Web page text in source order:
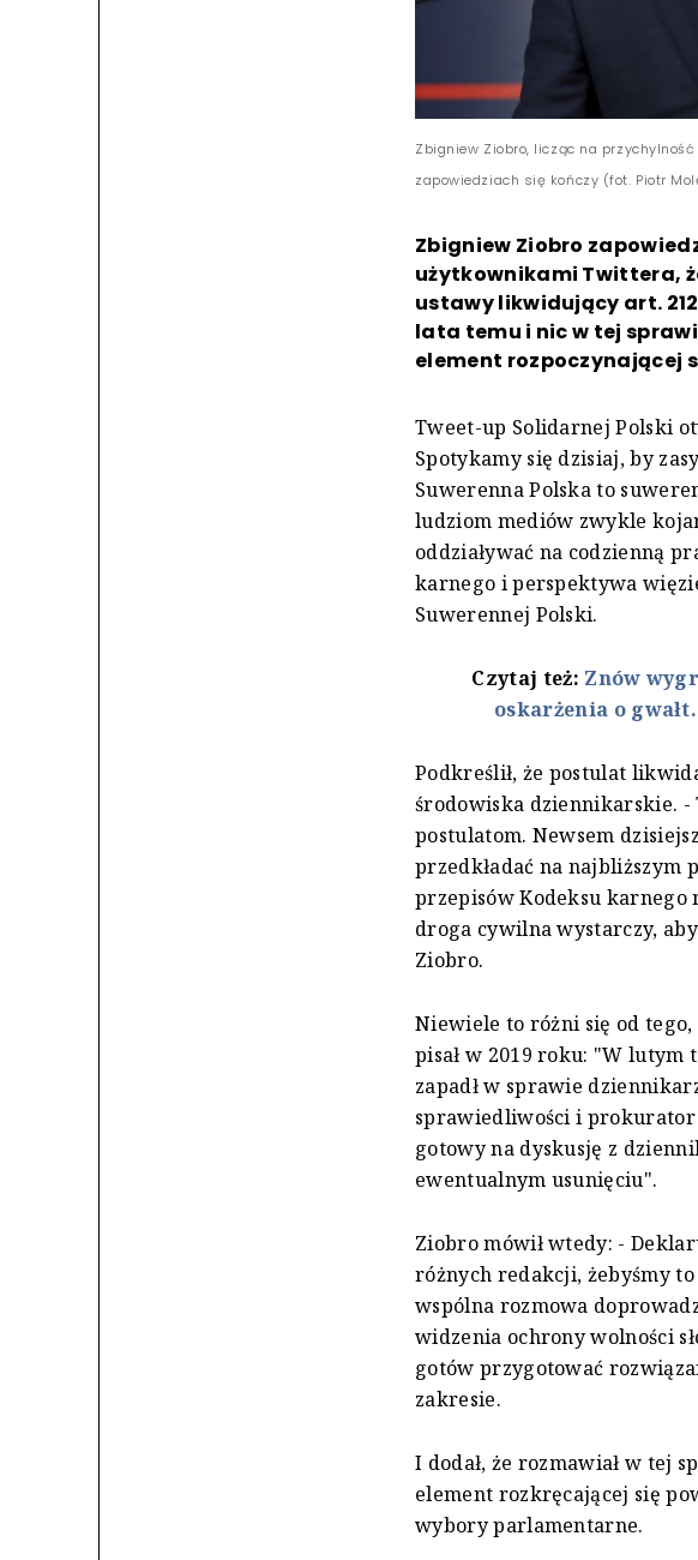
Zbigniew Ziobro, licząc na
zapowiedziach się kończy (fot. Piotr
Zbigniew Ziobro
użytkownikami Twittera,
ustawy likwidujący art.
lata temu i nic w tej
element rozpoczynającej
Tweet-up Solidarnej Polski
Spotykamy się dzisiaj, by
Suwerenna Polska to
ludziom mediów zwykle
oddziaływać na codzienną
karnego i perspektywa
Suwerennej Polski.
Czytaj też: Znów
oskarżenia o
Podkreślił, że postulat
środowiska dziennikarskie. -
postulatom. Newsem
przedkładać na
przepisów Kodeksu karnego
droga cywilna wystarczy,
Ziobro.
Niewiele to różni się od
pisał w 2019 roku: "W
zapadł w sprawie
sprawiedliwości i prokurator
gotowy na dyskusję z
ewentualnym usunięciu".
Ziobro mówił wtedy: -
różnych redakcji, żebyśmy
wspólna rozmowa
widzenia ochrony wolności
gotów przygotować
zakresie.
I dodał, że rozmawiał w tej
element rozkręcającej się
wybory parlamentarne.